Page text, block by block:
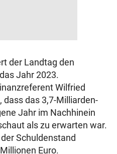
der Landtag den
Jahr 2023.
Wilfried
dass das 3,7-Milliarden-
Jahr im Nachhinein
als zu erwarten war.
Schuldenstand
Euro.